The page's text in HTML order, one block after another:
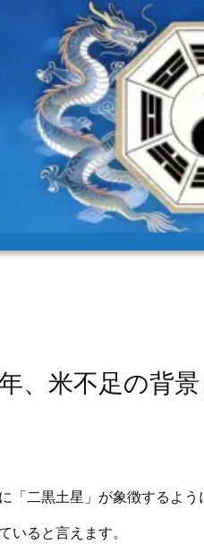
、米不足の背
「二黒土星」が象徴するよ
いると言えます。